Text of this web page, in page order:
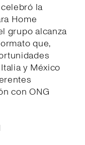
la
Home
grupo alcanza
que,
y México
con ONG